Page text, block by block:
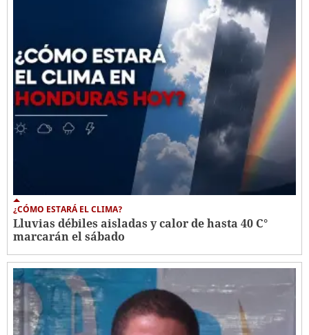
¿CÓMO ESTARÁ EL CLIMA?
Lluvias débiles aisladas y calor de hasta 40 C°
marcarán el sábado